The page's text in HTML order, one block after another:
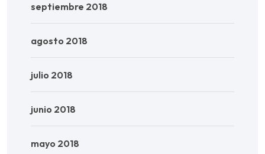
septiembre 2018
agosto 2018
julio 2018
junio 2018
mayo 2018